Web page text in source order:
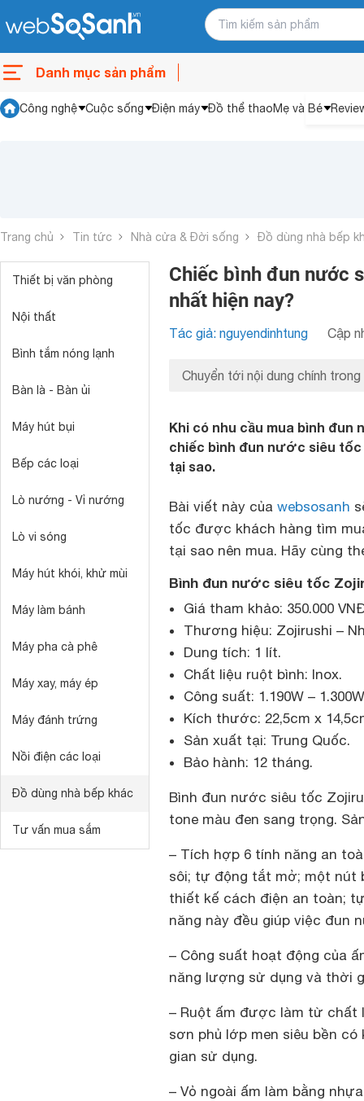
Danh mục sản phẩm
Công nghệ Cuộc sống Điện máy Đồ thể thaoMẹ và Bé
Trang chủ Tin tức Nhà cửa & Đời sống Đồ dùng nhà bếp
Thiết bị văn phòng
Nội thất
Bình tắm nóng lạnh
Bàn là - Bàn ủi
Máy hút bụi
Bếp các loại
Lò nướng - Vỉ nướng
Lò vi sóng
Máy hút khói, khử mùi
Máy làm bánh
Máy pha cà phê
Máy xay, máy ép
Máy đánh trứng
Nồi điện các loại
Đồ dùng nhà bếp khác
Tư vấn mua sắm
Chiếc bình đun nước
nhất hiện nay?
Tác giả: nguyendinhtung Cập
Chuyển tới nội dung chính trong
Khi có nhu cầu mua bình
chiếc bình đun nước siêu tốc
tại sao.
Bài viết này của websosanh
tốc được khách hàng tìm
tại sao nên mua. Hãy cùng
Bình đun nước siêu tốc
Giá tham khảo: 350.000
Thương hiệu: Zojirushi –
Dung tích: 1 lít.
Chất liệu ruột bình: Inox.
Công suất: 1.190W –
Kích thước: 22,5cm x
Sản xuất tại: Trung Quốc.
Bảo hành: 12 tháng.
Bình đun nước siêu tốc
tone màu đen sang trọng.
– Tích hợp 6 tính năng an
sôi; tự động tắt mở; một nút
thiết kế cách điện an toàn;
năng này đều giúp việc đun
– Công suất hoạt động của
năng lượng sử dụng và thời
– Ruột ấm được làm từ chất
sơn phủ lớp men siêu bền
gian sử dụng.
– Vỏ ngoài ấm làm bằng